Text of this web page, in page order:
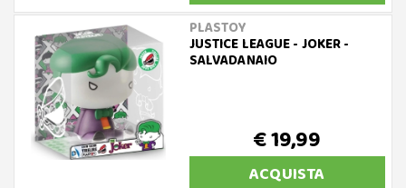
PLASTOY
JUSTICE LEAGUE - JOKER -
SALVADANAIO
€ 19,99
ACQUISTA